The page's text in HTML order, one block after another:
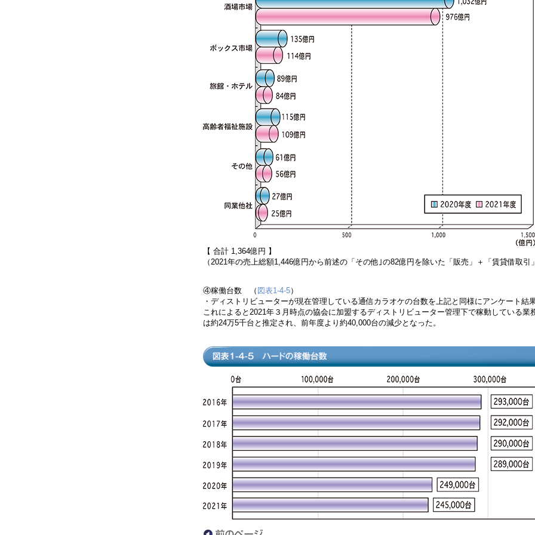
【 合計 1,364億円 】
（2021年の売上総額1,446億円から前述の「その他｣の82億円を除いた「販売」＋「賃貸借取引
④稼働台数 （ 図表1-4-5）
・ディストリビューターが現在管理している通信カラオケの台数を上記と同様にアンケート結
これによると2021年３月時点の協会に加盟するディストリビューター管理下で稼動している業
は約24万5千台と推定され、前年度より約40,000台の減少となった。